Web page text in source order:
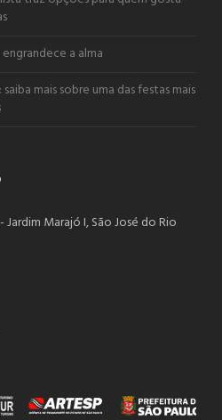
a alma
mais sobre uma das festas mais
Jardim Marajó I, São José do Rio